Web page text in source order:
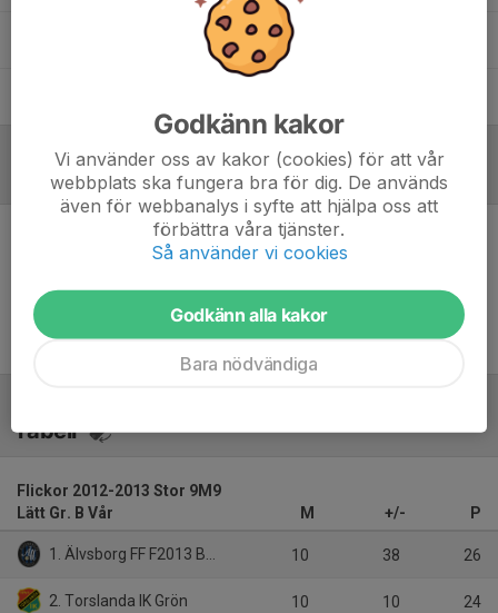
Magnus Pettersson Tränare - materialansvarig
Referat
Inget referat skrivet
Tabell
Flickor 2012-2013 Stor 9M9
Lätt Gr. B Vår
M +/- P
1. Älvsborg FF F2013 Blå 10 38 26
2. Torslanda IK Grön 10 10 24
Godkänn kakor
Vi använder oss av kakor (cookies) för att vår
webbplats ska fungera bra för dig. De används
även för webbanalys i syfte att hjälpa oss att
förbättra våra tjänster.
Så använder vi cookies
Godkänn alla kakor
Bara nödvändiga